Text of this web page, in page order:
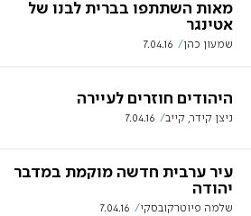
מאות השתתפו בברית לבנו של
אטינגר
שמעון כהן 7.04.16
היהודים חוזרים לעיירה
ניצן קידר, קייב 7.04.16
עיר ערבית חדשה מוקמת במדבר
יהודה
שלמה פיוטרקובסקי 7.04.16